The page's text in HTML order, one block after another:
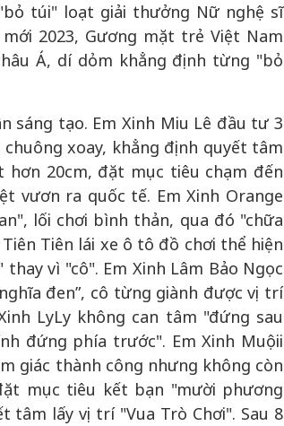
túi" loạt giải thưởng Nữ nghệ sĩ
2023, Gương mặt trẻ Việt Nam
Á, dí dỏm khẳng định từng "bỏ
sáng tạo. Em Xinh Miu Lê đầu tư 3
xoay, khẳng định quyết tâm
hơn 20cm, đặt mục tiêu chạm đến
vươn ra quốc tế. Em Xinh Orange
lối chơi bình thản, qua đó "chữa
Tiên lái xe ô tô đồ chơi thể hiện
vì "cô". Em Xinh Lâm Bảo Ngọc
đen”, cô từng giành được vị trí
LyLy không can tâm "đứng sau
đứng phía trước". Em Xinh Muộii
giác thành công nhưng không còn
mục tiêu kết bạn "mười phương
tâm lấy vị trí "Vua Trò Chơi". Sau 8